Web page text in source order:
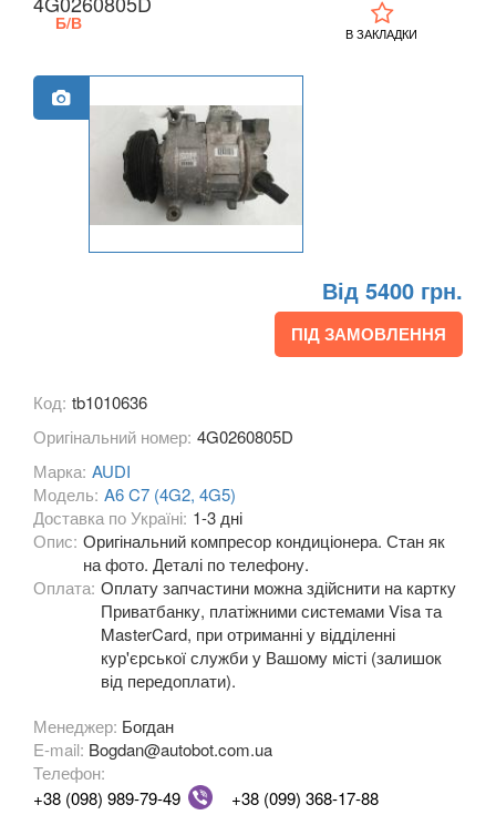
A3 III Cabrio (8V7)
A4 B6 (8E2, 8E5)
A4 B7 (8EC, 8ED)
A4 B8 (8K2, 8K5)
A4 B8 Allroad Quattro (8KH)
A5 I Sportback (8TA)
A5 II (F5)
A5 II Sportback (F5A)
A6 C5 (4B)
A6 Allroad Quattro C5 (4BH)
A6 C6 (4F2, 4F5)
A6 C7 (4G2, 4G5)
A6 Allroad Quattro C7 (4GH)
Б/В
Від 5400 грн.
ПІД ЗАМОВЛЕННЯ
В ЗАКЛАДКИ
Код: tb1010636
Оригінальний номер: 4G0260805D
Марка: AUDI
Модель: A6 C7 (4G2, 4G5)
Доставка по Україні: 1-3 дні
Опис: Оригінальний компресор кондиціонера. Стан як
на фото. Деталі по телефону.
Оплата: Оплату запчастини можна здійснити на картку
Приватбанку, платіжними системами Visa та
MasterCard, при отриманні у відділенні
кур'єрської служби у Вашому місті (залишок
від передоплати).
Менеджер: Богдан
E-mail: Bogdan@autobot.com.ua
Телефон:
+38 (098) 989-79-49
+38 (099) 368-17-88